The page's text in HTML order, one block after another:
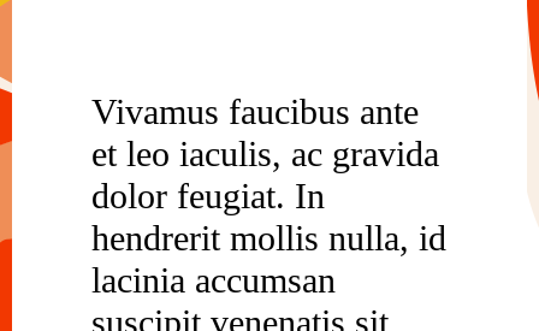
Vivamus faucibus ante
et leo iaculis, ac gravida
dolor feugiat. In
hendrerit mollis nulla, id
lacinia accumsan
suscipit venenatis sit